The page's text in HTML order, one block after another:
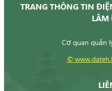
TRANG THÔNG TIN
LÂM
Cơ quan quản
©